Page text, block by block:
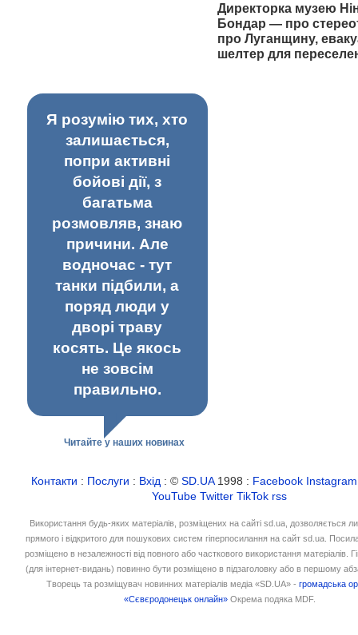
Директорка музею
Бондар — про
про Луганщину,
шелтер для
Я розумію тих, хто
залишається,
попри активні
бойові дії, з
багатьма
розмовляв, знаю
причини. Але
водночас - тут
танки підбили, а
поряд люди у
дворі траву
косять. Це якось
не зовсім
правильно.
Читайте у наших новинах
Контакти : Послуги : Вхід : ©SD.UA1998 : Facebook Instagram
YouTube Twitter TikTok rss
Використання будь-яких матеріалів, розміщених на сайті sd.ua, дозволяється
прямого і відкритого для пошукових систем гіперпосилання на сайт sd.ua.
розміщено в незалежності від повного або часткового використання матеріалів.
(для інтернет-видань) повинно бути розміщено в підзаголовку або в першому
Творець та розміщувач новинних матеріалів медіа «SD.UA» -громадська
«Сєвєродонецьк онлайн» Окрема подяка MDF.